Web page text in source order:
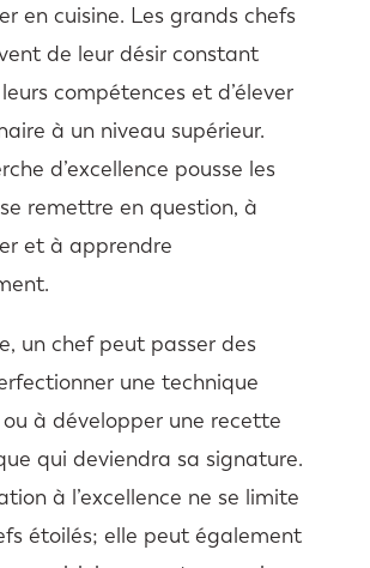
en cuisine. Les grands chefs
de leur désir constant
compétences et d’élever
à un niveau supérieur.
d’excellence pousse les
remettre en question, à
et à apprendre
un chef peut passer des
une technique
à développer une recette
qui deviendra sa signature.
à l’excellence ne se limite
étoilés; elle peut également